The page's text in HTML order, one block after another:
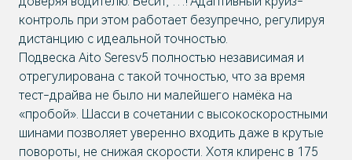
контроль при этом работает безупречно, регулируя
дистанцию с идеальной точностью.
Подвеска Aito Seresv5 полностью независимая и
отрегулирована с такой точностью, что за время
тест-драйва не было ни малейшего намёка на
«пробой». Шасси в сочетании с высокоскоростными
шинами позволяет уверенно входить даже в крутые
повороты, не снижая скорости. Хотя клиренс в 175